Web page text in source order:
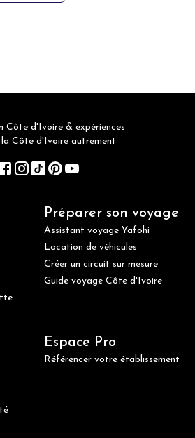
Côte d'Ivoire & expériences
la Côte d'Ivoire autrement
Préparer son voyage
Assistant voyage Yafohi
Location de véhicules
Créer un circuit sur mesure
Guide voyage Côte d'Ivoire
Espace Pro
Référencer votre établissement